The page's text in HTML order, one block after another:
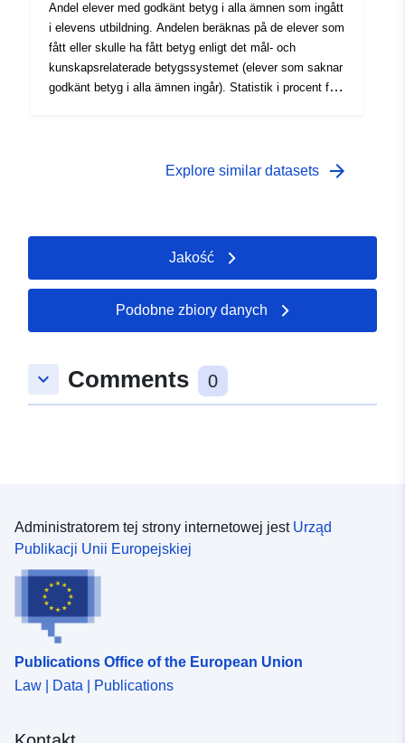
Andel elever med godkänt betyg i alla ämnen som ingått
i elevens utbildning. Andelen beräknas på de elever som
fått eller skulle ha fått betyg enligt det mål- och
kunskapsrelaterade betygssystemet (elever som saknar
godkänt betyg i alla ämnen ingår). Statistik i procent från
bakgrund. Källa Skolverket (Siris).
Explore similar datasets arrow_forward
Jakość
Podobne zbiory danych
keyboard_arrow_down Comments 0
Administratorem tej strony internetowej jest Urząd
Publikacji Unii Europejskiej
Publications Office of the European Union
Law | Data | Publications